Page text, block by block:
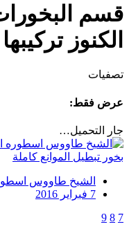
قسم
الكنوز تركيبها
تصفيات
عرض فقط:
جار التحميل…
بخور تبطيل الموانع كاملة
الشيخ طاووس
7 فبراير 2016
7
8
9